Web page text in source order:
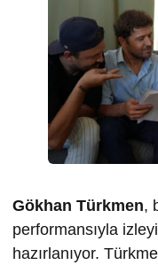
Gökhan Türkmen,
performansıyla
hazırlanıyor.